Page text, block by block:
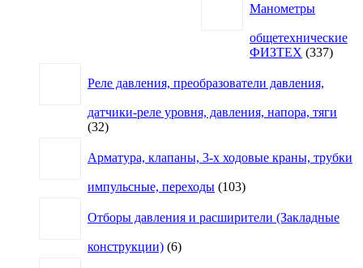
Манометры
общетехнические
ФИЗТЕХ 337337
Реле давления, преобразователи давления,
датчики-реле уровня, давления, напора, тяги
3232
Арматура, клапаны, 3-х ходовые краны, трубки
импульсные, переходы 103103
Отборы давления и расширители (Закладные
конструкции) 66